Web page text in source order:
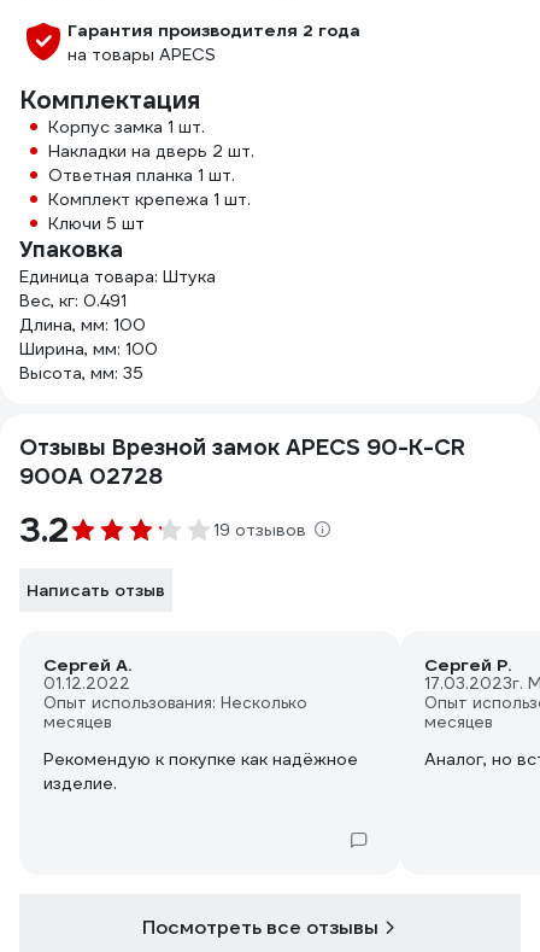
Гарантия производителя 2 года
на товары APECS
Комплектация
Корпус замка 1 шт.
Накладки на дверь 2 шт.
Ответная планка 1 шт.
Комплект крепежа 1 шт.
Ключи 5 шт
Упаковка
Единица товара: Штука
Вес, кг: 0.491
Длина, мм: 100
Ширина, мм: 100
Высота, мм: 35
Отзывы Врезной замок APECS 90-K-CR
900A 02728
3.2 19 отзывов
Написать отзыв
Сергей А.
01.12.2022
Опыт использования: Несколько
месяцев
Рекомендую к покупке как надёжное
изделие.
Сергей Р.
17.03.2023г.
Опыт
месяцев
Аналог, но
Посмотреть все отзывы